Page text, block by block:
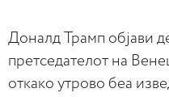
Доналд Трамп објави
претседателот на
откако утрово беа